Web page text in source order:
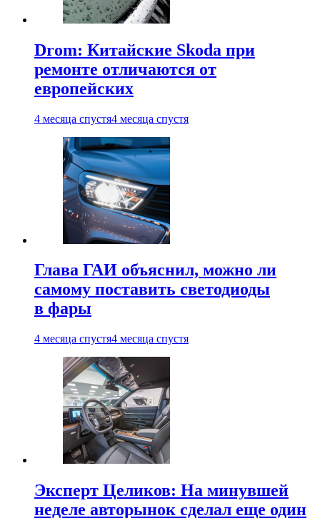
Drom: Китайские Skoda при
ремонте отличаются от
европейских
4 месяца спустя4 месяца спустя
Глава ГАИ объяснил, можно ли
самому поставить светодиоды
в фары
4 месяца спустя4 месяца спустя
Эксперт Целиков: На минувшей
неделе авторынок сделал еще один